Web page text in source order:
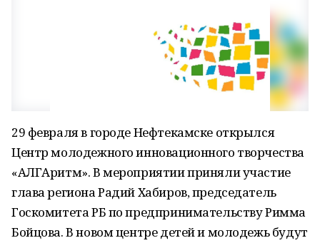
29 февраля в городе Нефтекамске открылся
Центр молодежного инновационного творчества
«АЛГАритм». В мероприятии приняли участие
глава региона Радий Хабиров, председатель
Госкомитета РБ по предпринимательству Римма
Бойцова. В новом центре детей и молодежь будут